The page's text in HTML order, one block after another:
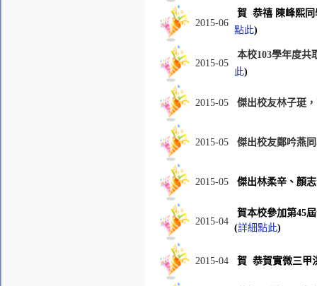
2015-06
賀 恭禧 陳峰熙同
點此)
2015-05
本校103學年度共
此)
2015-05 傑出校友林子珽
2015-05 傑出校友鄭吟燕
2015-05 傑出林柔辛、顏
2015-04
賀本校參加第45
(詳細點此)
2015-04 賀 恭賀實微三甲